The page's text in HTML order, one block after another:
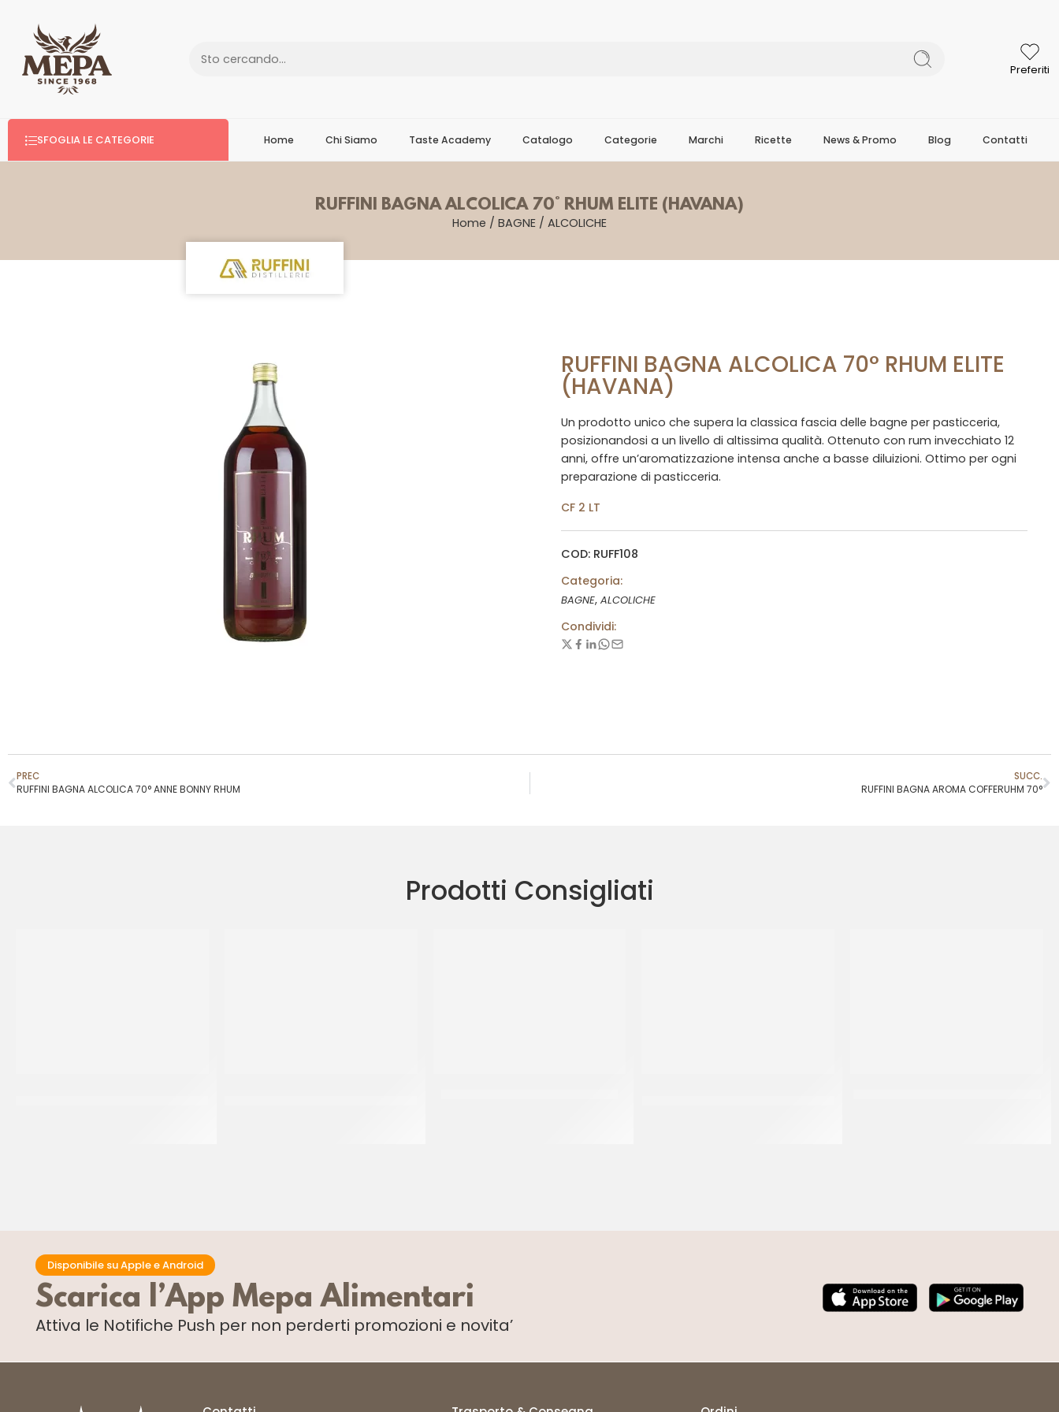
Preferiti
SFOGLIA LE CATEGORIE Home Chi Siamo Taste Academy Catalogo Categorie Marchi Ricette News & Promo Blog Contatti
RUFFINI BAGNA ALCOLICA 70° RHUM ELITE (HAVANA)
Home / BAGNE / ALCOLICHE
RUFFINI BAGNA ALCOLICA 70° RHUM ELITE
(HAVANA)
Un prodotto unico che supera la classica fascia delle bagne per pasticceria,
posizionandosi a un livello di altissima qualità. Ottenuto con rum invecchiato 12
anni, offre un’aromatizzazione intensa anche a basse diluizioni. Ottimo per ogni
preparazione di pasticceria.
CF 2 LT
COD: RUFF108
Categoria:
BAGNE, ALCOLICHE
Condividi:
PREC
RUFFINI BAGNA ALCOLICA 70° ANNE BONNY RHUM
SUCC.
RUFFINI BAGNA AROMA COFFERUHM 70°
Prodotti Consigliati
Disponibile su Apple e Android
Scarica l’App Mepa Alimentari
Attiva le Notifiche Push per non perderti promozioni e novita’